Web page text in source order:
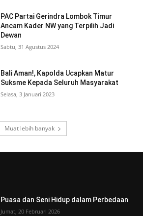
PAC Partai Gerindra Lombok Timur
Ancam Kader NW yang Terpilih Jadi
Dewan
Sabtu, 31 Agustus 2024
Bali Aman!, Kapolda Ucapkan Matur
Suksme Kepada Seluruh Masyarakat
Selasa, 3 Januari 2023
Muat lebih banyak
Puasa dan Seni Hidup dalam Perbedaan
Jumat, 20 Februari 2026